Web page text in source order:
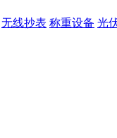
无线抄表 称重设备 光